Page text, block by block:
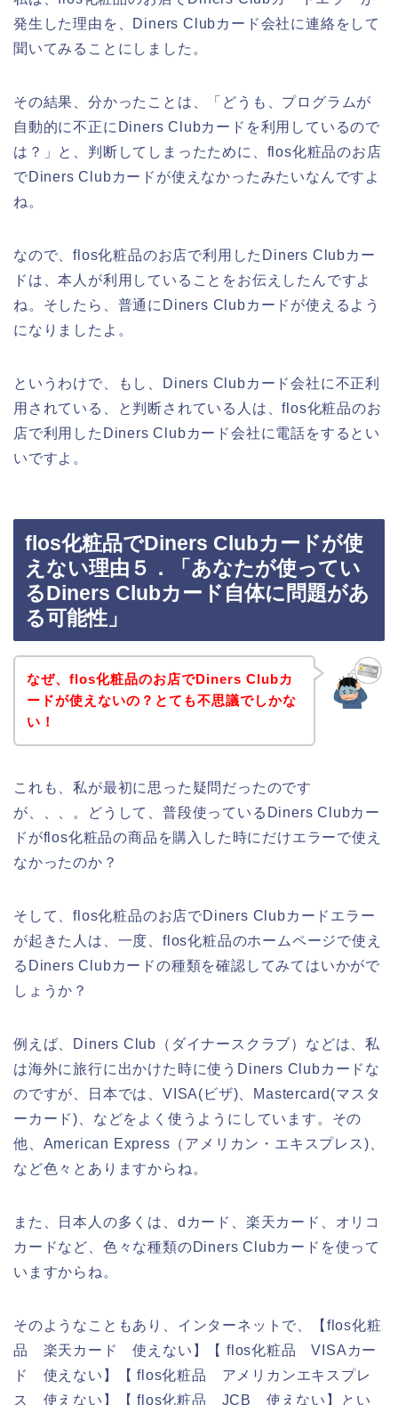
発生した理由を、Diners Clubカード会社に連絡をして
聞いてみることにしました。
その結果、分かったことは、「どうも、プログラムが
自動的に不正にDiners Clubカードを利用しているので
は？」と、判断してしまったために、flos化粧品のお店
でDiners Clubカードが使えなかったみたいなんですよ
ね。
なので、flos化粧品のお店で利用したDiners Clubカー
ドは、本人が利用していることをお伝えしたんですよ
ね。そしたら、普通にDiners Clubカードが使えるよう
になりましたよ。
というわけで、もし、Diners Clubカード会社に不正利
用されている、と判断されている人は、flos化粧品のお
店で利用したDiners Clubカード会社に電話をするとい
いですよ。
flos化粧品でDiners Clubカードが使
えない理由５．「あなたが使ってい
るDiners Clubカード自体に問題があ
る可能性」
なぜ、flos化粧品のお店でDiners Clubカ
ードが使えないの？とても不思議でしかな
い！
これも、私が最初に思った疑問だったのです
が、、、。どうして、普段使っているDiners Clubカー
ドがflos化粧品の商品を購入した時にだけエラーで使え
なかったのか？
そして、flos化粧品のお店でDiners Clubカードエラー
が起きた人は、一度、flos化粧品のホームページで使え
るDiners Clubカードの種類を確認してみてはいかがで
しょうか？
例えば、Diners Club（ダイナースクラブ）などは、私
は海外に旅行に出かけた時に使うDiners Clubカードな
のですが、日本では、VISA(ビザ)、Mastercard(マスタ
ーカード)、などをよく使うようにしています。その
他、American Express（アメリカン・エキスプレス)、
など色々とありますからね。
また、日本人の多くは、dカード、楽天カード、オリコ
カードなど、色々な種類のDiners Clubカードを使って
いますからね。
そのようなこともあり、インターネットで、【flos化粧
品 楽天カード 使えない】【 flos化粧品 VISAカー
ド 使えない】【 flos化粧品 アメリカンエキスプレ
ス 使えない】【 flos化粧品 JCB 使えない】とい